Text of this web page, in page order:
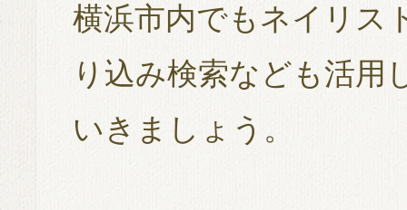
横浜市内でもネイリス
り込み検索なども活用
いきましょう。